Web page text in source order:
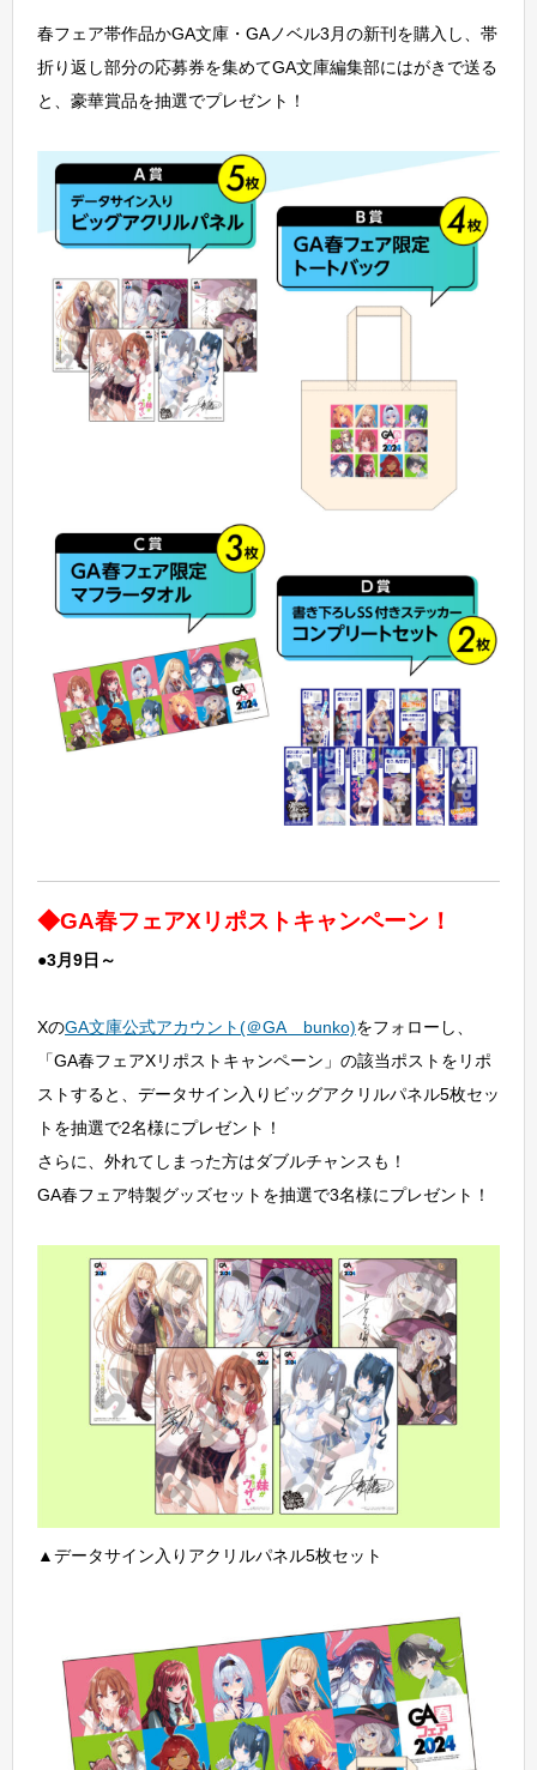
春フェア帯作品かGA文庫・GAノベル3月の新刊を購入し、帯
折り返し部分の応募券を集めてGA文庫編集部にはがきで送る
と、豪華賞品を抽選でプレゼント！
◆GA春フェアXリポストキャンペーン！
●3月9日～
XのGA文庫公式アカウント(＠GA＿bunko)をフォローし、
「GA春フェアXリポストキャンペーン」の該当ポストをリポ
ストすると、データサイン入りビッグアクリルパネル5枚セッ
トを抽選で2名様にプレゼント！
さらに、外れてしまった方はダブルチャンスも！
GA春フェア特製グッズセットを抽選で3名様にプレゼント！
▲データサイン入りアクリルパネル5枚セット